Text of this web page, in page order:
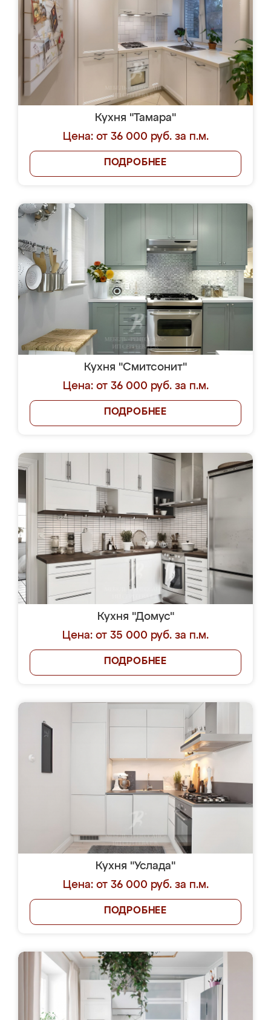
Кухня "Тамара"
Цена: от 36 000 руб. за п.м.
ПОДРОБНЕЕ
Кухня "Смитсонит"
Цена: от 36 000 руб. за п.м.
ПОДРОБНЕЕ
Кухня "Домус"
Цена: от 35 000 руб. за п.м.
ПОДРОБНЕЕ
Кухня "Услада"
Цена: от 36 000 руб. за п.м.
ПОДРОБНЕЕ